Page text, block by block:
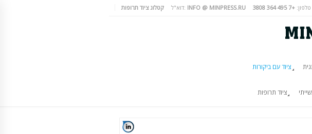
קטלוג ציוד תרופות דוא"ל: INFO @ MINPRESS.RU +7 495 364 3808
ציוד עם ביקורות
ציוד תרופות